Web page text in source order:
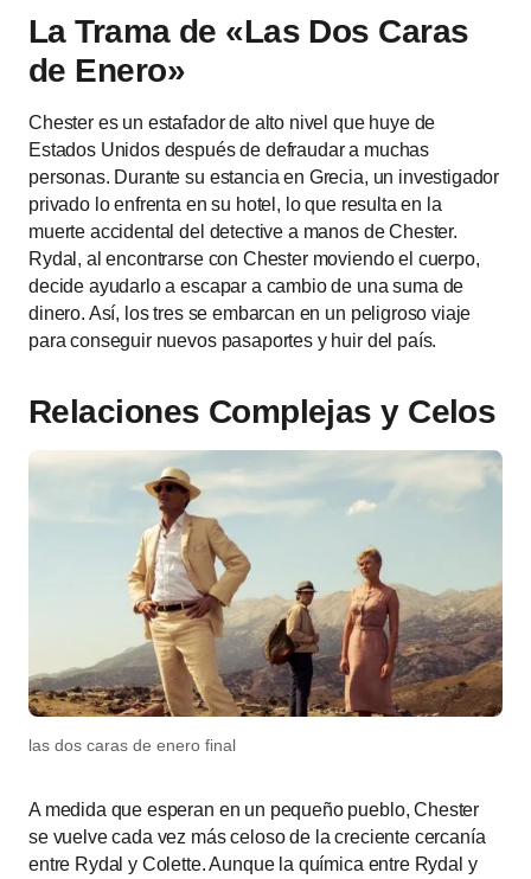
La Trama de «Las Dos Caras
de Enero»
Chester es un estafador de alto nivel que huye de
Estados Unidos después de defraudar a muchas
personas. Durante su estancia en Grecia, un investigador
privado lo enfrenta en su hotel, lo que resulta en la
muerte accidental del detective a manos de Chester.
Rydal, al encontrarse con Chester moviendo el cuerpo,
decide ayudarlo a escapar a cambio de una suma de
dinero. Así, los tres se embarcan en un peligroso viaje
para conseguir nuevos pasaportes y huir del país.
Relaciones Complejas y Celos
las dos caras de enero final
A medida que esperan en un pequeño pueblo, Chester
se vuelve cada vez más celoso de la creciente cercanía
entre Rydal y Colette. Aunque la química entre Rydal y